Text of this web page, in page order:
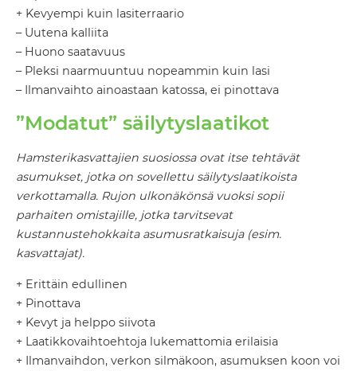
+ Kevyempi kuin lasiterraario
– Uutena kalliita
– Huono saatavuus
– Pleksi naarmuuntuu nopeammin kuin lasi
– Ilmanvaihto ainoastaan katossa, ei pinottava
”Modatut” säilytyslaatikot
Hamsterikasvattajien suosiossa ovat itse tehtävät
asumukset, jotka on sovellettu säilytyslaatikoista
verkottamalla. Rujon ulkonäkönsä vuoksi sopii
parhaiten omistajille, jotka tarvitsevat
kustannustehokkaita asumusratkaisuja (esim.
kasvattajat).
+ Erittäin edullinen
+ Pinottava
+ Kevyt ja helppo siivota
+ Laatikkovaihtoehtoja lukemattomia erilaisia
+ Ilmanvaihdon, verkon silmäkoon, asumuksen koon voi